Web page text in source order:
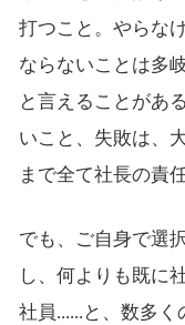
打つこと。やらな
ならないことは多
と言えることがあ
いこと、失敗は、
まで全て社長の責
でも、ご自身で選
し、何よりも既に
社員......と、数多